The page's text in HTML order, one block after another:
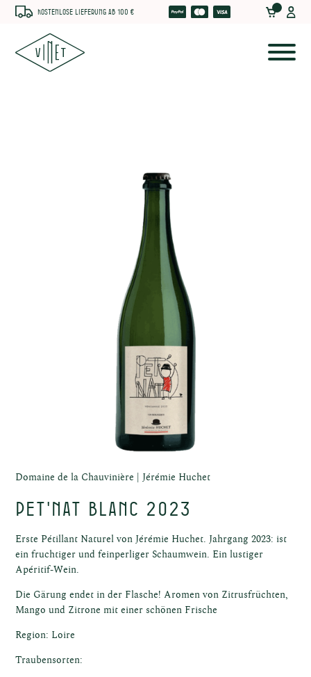
Kostenlose Lieferung ab 100 €
Domaine de la Chauvinière Jérémie Huchet
PET'NAT Blanc 2023
Erste Pétillant Naturel von Jérémie Huchet. Jahrgang 2023: ist
ein fruchtiger und feinperliger Schaumwein. Ein lustiger
Apéritif-Wein.
Die Gärung endet in der Flasche! Aromen von Zitrusfrüchten,
Mango und Zitrone mit einer schönen Frische
Region: Loire
Traubensorten: